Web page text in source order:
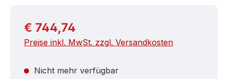
Regulärer Preis:
€ 744,74
Preise inkl. MwSt. zzgl. Versandkosten
Nicht mehr verfügbar